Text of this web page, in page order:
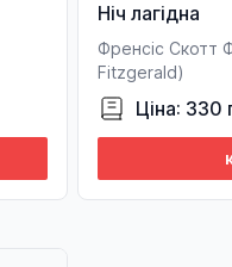
Ніч лагідна
Френсіс Скотт
Fitzgerald)
Ціна: 330